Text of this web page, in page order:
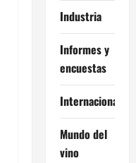
Industria
Informes y
encuestas
Internacional
Mundo del
vino